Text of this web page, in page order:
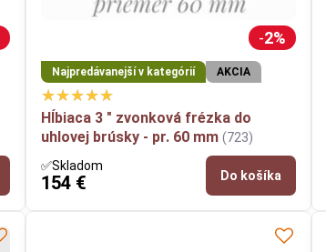
2%
Najpredávanejší v kategórií AKCIA
Hĺbiaca 3 " zvonková frézka do
uhlovej brúsky - pr. 60 mm (723)
✅Skladom
154 € Do košíka